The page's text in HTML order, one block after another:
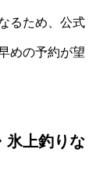
るため、公式
めの予約が望
氷上釣りな